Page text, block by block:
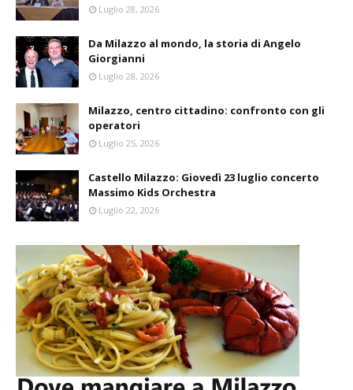
Luglio 28, 2026
Da Milazzo al mondo, la storia di Angelo
Giorgianni
Luglio 28, 2026
Milazzo, centro cittadino: confronto con gli
operatori
Luglio 25, 2026
Castello Milazzo: Giovedì 23 luglio concerto
Massimo Kids Orchestra
Luglio 22, 2026